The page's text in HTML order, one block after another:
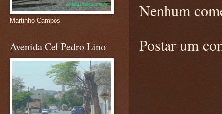
Nenhum
Postar um
Martinho Campos
Avenida Cel Pedro Lino